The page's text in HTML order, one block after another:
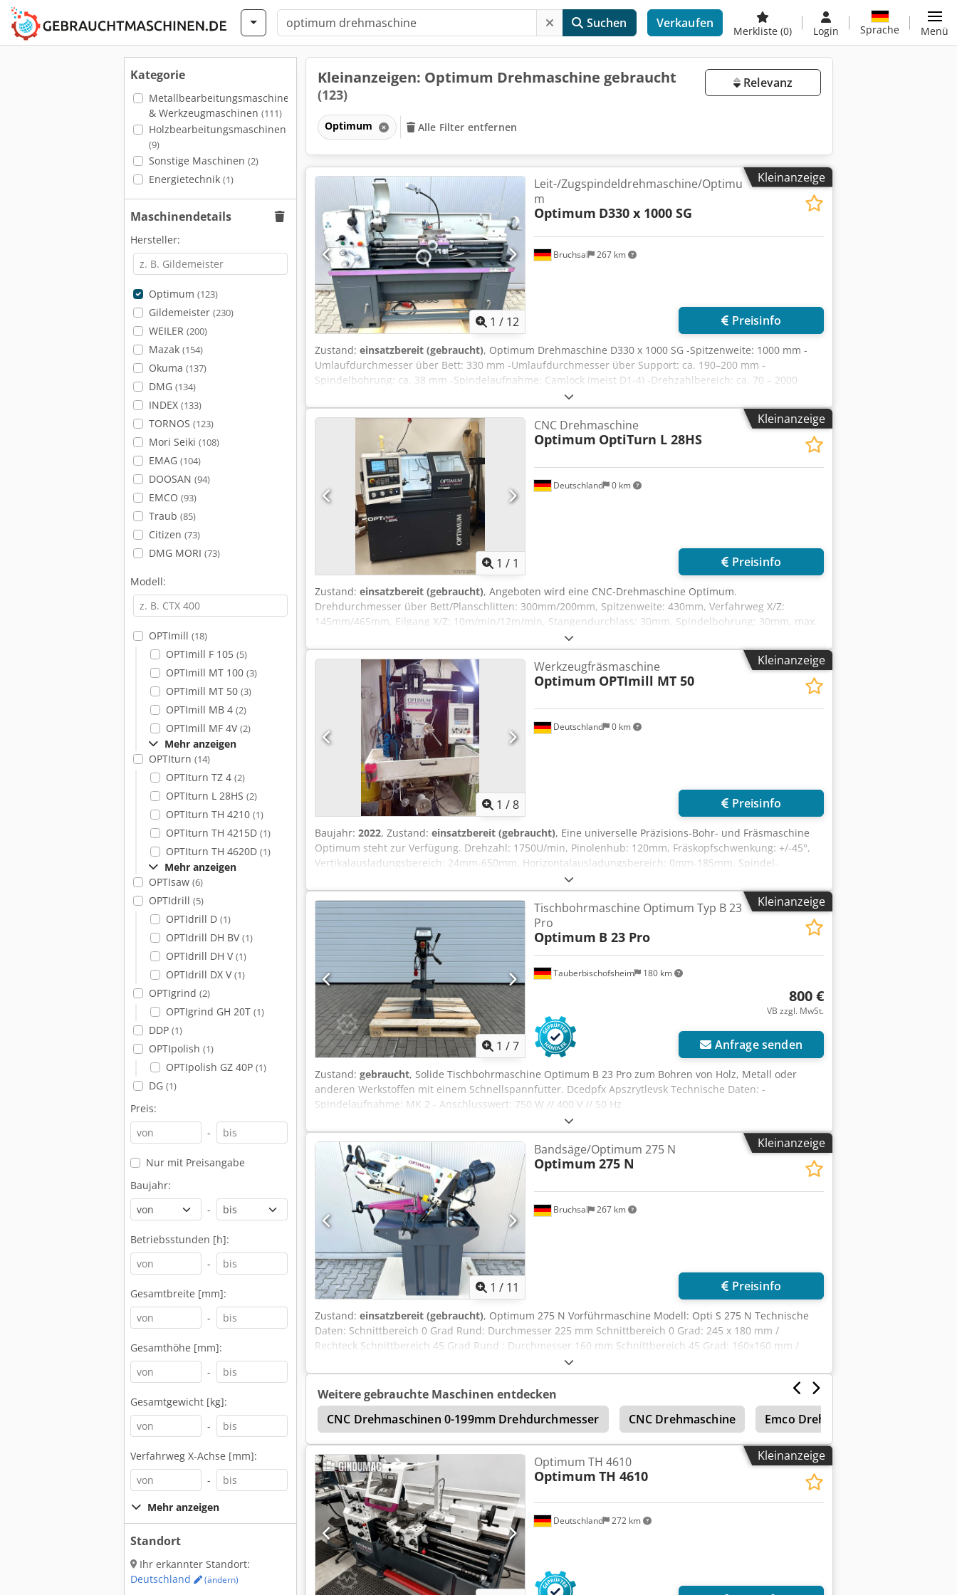
Suchen Verkaufen
Merkliste (0) Login Sprache Menü
Kategorie
Metallbearbeitungsmaschinen
& Werkzeugmaschinen (111)
Holzbearbeitungsmaschinen
(9)
Sonstige Maschinen (2)
Energietechnik (1)
Maschinendetails
Hersteller:
Optimum (123)
Gildemeister (230)
WEILER (200)
Mazak (154)
Okuma (137)
DMG (134)
INDEX (133)
TORNOS (123)
Mori Seiki (108)
EMAG (104)
DOOSAN (94)
EMCO (93)
Traub (85)
Citizen (73)
DMG MORI (73)
Modell:
OPTImill (18)
OPTImill F 105 (5)
OPTImill MT 100 (3)
OPTImill MT 50 (3)
OPTImill MB 4 (2)
OPTImill MF 4V(2)
Mehr anzeigen
OPTIturn (14)
OPTIturn TZ 4 (2)
OPTIturn L 28HS (2)
OPTIturn TH 4210 (1)
OPTIturn TH 4215D (1)
OPTIturn TH 4620D (1)
Mehr anzeigen
OPTIsaw (6)
OPTIdrill (5)
OPTIdrill D (1)
OPTIdrill DH BV(1)
OPTIdrill DH V(1)
OPTIdrill DX V(1)
OPTIgrind (2)
OPTIgrind GH 20T (1)
DDP (1)
OPTIpolish (1)
OPTIpolish GZ 40P (1)
DG (1)
Preis:
-
Nur mit Preisangabe
Baujahr:
-
Betriebsstunden [h]:
-
Gesamtbreite [mm]:
-
Gesamthöhe [mm]:
-
Gesamtgewicht [kg]:
-
Verfahrweg X-Achse [mm]:
-
Mehr anzeigen
Standort
Ihr erkannter Standort:
Deutschland
(ändern)
Kleinanzeigen: Optimum Drehmaschine gebraucht
(123)
Relevanz
Optimum Alle Filter entfernen
Kleinanzeige
1 / 12
Bruchsal 267 km
Leit-/Zugspindeldrehmaschine/Optimu
m
Optimum D330 x 1000 SG
Preisinfo
Zustand: einsatzbereit (gebraucht), Optimum Drehmaschine D330 x 1000 SG -Spitzenweite: 1000 mm -
Umlaufdurchmesser über Bett: 330 mm -Umlaufdurchmesser über Support: ca. 190–200 mm -
Spindelbohrung: ca. 38 mm -Spindelaufnahme: Camlock (meist D1-4) -Drehzahlbereich: ca. 70 – 2000
U/min (stufig) -Vorschübe: längs und plan, automatisch -Gewindeschneiden: metrisch und zöllig möglich -
Motorleistung: ca. 1,5 – 2,2 kW -Spannung: 400 V / 3 Phasen -Reitstockaufnahme: MK3 -Spindelaufnahme:
MK5 -Arbeitsleuchte -Dreibackenfutter -13x Planscheiben/Mitnehmerscheiben -Multifix mit 1 Stahlhalter -
Maschinenfüße -Futterschutz Abmaße: Dcodpfsztdv Tex Apvek LxBxH 1,9x0,7x1,5 Meter / Gewicht 700Kg
Kleinanzeige
1 / 1
Deutschland 0 km
CNC Drehmaschine
Optimum OptiTurn L 28HS
Preisinfo
Zustand: einsatzbereit (gebraucht), Angeboten wird eine CNC-Drehmaschine Optimum.
Drehdurchmesser über Bett/Planschlitten: 300mm/200mm, Spitzenweite: 430mm, Verfahrweg X/Z:
145mm/465mm, Eilgang X/Z: 10m/min/12m/min, Stangendurchlass: 30mm, Spindelbohrung: 30mm, max.
Drehzahl: 4000U/min, Werkzeugplätze: 6, Steuerung: Siemens SINUMERIK 808D ADVANCED.
Maschinenabmessungen X/Y/Z: ca. 1655mm/1590mm/1955mm, Gewicht: ca. 832kg. Eine Besichtigung vor
Ort ist möglich. Djdpfsztdtxjx Apveck
Kleinanzeige
1 /8
Deutschland 0 km
Werkzeugfräsmaschine
Optimum OPTImill MT 50
Preisinfo
Baujahr: 2022, Zustand: einsatzbereit (gebraucht), Eine universelle Präzisions-Bohr- und Fräsmaschine
Optimum steht zur Verfügung. Drehzahl: 1750U/min, Pinolenhub: 120mm, Fräskopfschwenkung: +/-45°,
Vertikalausladungsbereich: 24mm-650mm, Horizontalausladungsbereich: 0mm-185mm, Spindel-
Kreuztischabstand: 60mm-390mm, Bohrleistung Stahl: 30mm, max. Messerkopfdurchmesser: 100mm,
max. Schaftfräserdurchmesser: 25mm, Kreuztischdimensionen X/Y: 1000mm/240mm, max.
Tischbelastung: 160kg, Verfahrweg X/Y/Z: 580mm/200mm/340mm, Vorschub X: 720mm/min,
Maschinendimensionen X/Y/Z: ca. 1300mm/1100mm/2200mm, Gewicht: ca. 900kg. Dokumentation
vorhanden. Eine Besichtigung vor Ort ist möglich. Dcodpfezq Ecvsx Apvsk
Kleinanzeige
1 /7
Tauberbischofsheim 180 km
Tischbohrmaschine Optimum Typ B 23
Pro
Optimum B 23 Pro
800 €
VB zzgl. MwSt.
Anfrage senden
Zustand: gebraucht, Solide Tischbohrmaschine Optimum B 23 Pro zum Bohren von Holz, Metall oder
anderen Werkstoffen mit einem Schnellspannfutter. Dcedpfx Apszrytlevsk Technische Daten: -
Spindelaufnahme: MK 2 - Anschlusswert: 750 W // 400 V // 50 Hz
Kleinanzeige
1 / 11
Bruchsal 267 km
Bandsäge/Optimum 275 N
Optimum 275 N
Preisinfo
Zustand: einsatzbereit (gebraucht), Optimum 275 N Vorführmaschine Modell: Opti S 275 N Technische
Daten: Schnittbereich 0 Grad Rund: Durchmesser 225 mm Schnittbereich 0 Grad: 245 x 180 mm /
Rechteck Schnittbereich 45 Grad Rund : Durchmesser 160 mm Schnittbereich 45 Grad: 160x160 mm /
Rechteck Schnittbereich 60 Grad Rund: Durchmesser 100 mm Dcsdpfxsztcyde Apvjk Schnittbereich 60
Grad: 100x100 mm / Rechteck Heben des Sägebügels: manuell Vorschub: stufenlos einstellbar
Weitere gebrauchte Maschinen entdecken
CNC Drehmaschinen 0-199mm Drehdurchmesser
CNC Drehmaschine Emco Drehmaschine
Bomar Proficut 275.230 Dg
Kleinanzeige
Deutschland 272 km
Optimum TH 4610
Optimum TH 4610